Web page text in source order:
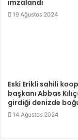
imzalandı
19 Ağustos 2024
Eski Erikli sahili
başkanı Abbas
girdiği denizde
14 Ağustos 2024